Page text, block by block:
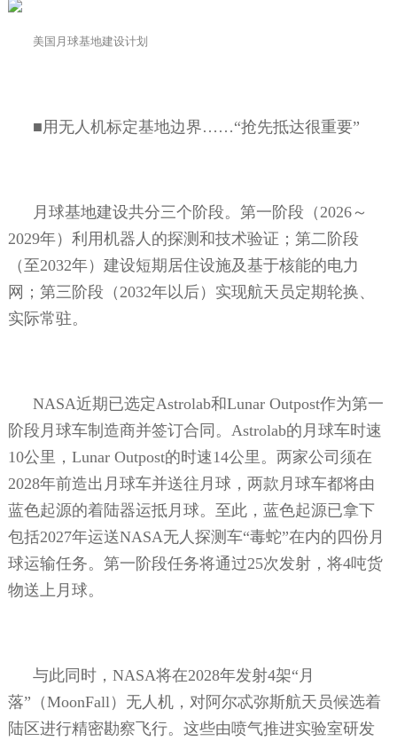
美国月球基地建设计划
■用无人机标定基地边界……“抢先抵达很重要”
月球基地建设共分三个阶段。第一阶段（ 2026～
2029年）利用机器人的探测和技术验证；第二阶段
（至2032年）建设短期居住设施及基于核能的电力
网；第三阶段（ 2032年以后）实现航天员定期轮换、
实际常驻。
NASA近期已选定Astrolab和Lunar Outpost作为第一
阶段月球车制造商并签订合同。 Astrolab的月球车时速
10公里， Lunar Outpost的时速 14公里。两家公司须在
2028年前造出月球车并送往月球，两款月球车都将由
蓝色起源的着陆器运抵月球。至此，蓝色起源已拿下
包括2027年运送NASA无人探测车“毒蛇”在内的四份月
球运输任务。第一阶段任务将通过25次发射，将4吨货
物送上月球。
与此同时， NASA将在2028年发射4架“月
落”（MoonFall ）无人机，对阿尔忒弥斯航天员候选着
陆区进行精密勘察飞行。这些由喷气推进实验室研发